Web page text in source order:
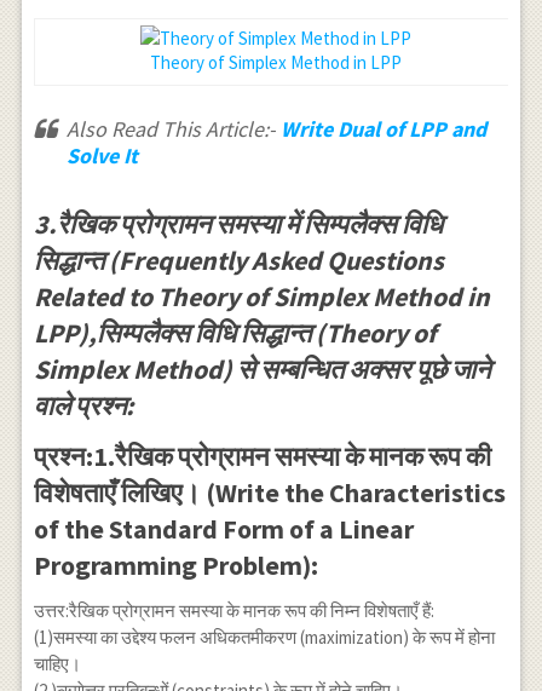
x_6=4 \\ 3
x_1-5 x_2+0
x_3+0
x_5+x_6=10
\geqTheory of Simplex Method in LPP
Also Read This Article:- Write Dual of LPP and
Solve It
3.रैखिक प्रोग्रामन समस्या में सिम्पलैक्स विधि
सिद्धान्त (Frequently Asked Questions
Related to Theory of Simplex Method in
LPP),सिम्पलैक्स विधि सिद्धान्त (Theory of
Simplex Method) से सम्बन्धित अक्सर पूछे जाने
वाले प्रश्न:
प्रश्न:1.रैखिक प्रोग्रामन समस्या के मानक रूप की
विशेषताएँ लिखिए। (Write the Characteristics
of the Standard Form of a Linear
Programming Problem):
उत्तर:रैखिक प्रोग्रामन समस्या के मानक रूप की निम्न विशेषताएँ हैं:
(1)समस्या का उद्देश्य फलन अधिकतमीकरण (maximization) के रूप में होना
चाहिए।